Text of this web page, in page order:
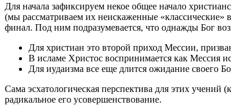
Для начала зафиксируем некое общее начало
(мы рассматриваем их неискаженные «классические»
финал. Под ним подразумевается, что однажды Бог
Для христиан это второй приход Мессии,
В исламе Христос воспринимается как Мессия
Для иудаизма все еще длится ожидание своего
Сама эсхатологическая перспектива для этих учений
радикальное его усовершенствование.